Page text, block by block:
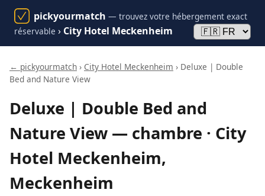
pickyourmatch — trouvez votre hébergement exact
réservable › City Hotel Meckenheim
← pickyourmatch › City Hotel Meckenheim › Deluxe | Double
Bed and Nature View
Deluxe | Double Bed and
Nature View — chambre · City
Hotel Meckenheim,
Meckenheim